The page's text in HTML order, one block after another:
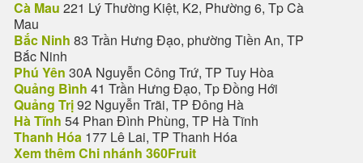
Cà Mau 221 Lý Thường Kiệt, K2, Phường 6, Tp Cà
Mau
Bắc Ninh 83 Trần Hưng Đạo, phường Tiền An, TP
Bắc Ninh
Phú Yên 30A Nguyễn Công Trứ, TP Tuy Hòa
Quảng Bình 41 Trần Hưng Đạo, Tp Đồng Hới
Quảng Trị92 Nguyễn Trãi, TP Đông Hà
Hà Tĩnh 54 Phan Đình Phùng, TP Hà Tĩnh
Thanh Hóa 177 Lê Lai, TP Thanh Hóa
Xem thêm Chi nhánh 360Fruit